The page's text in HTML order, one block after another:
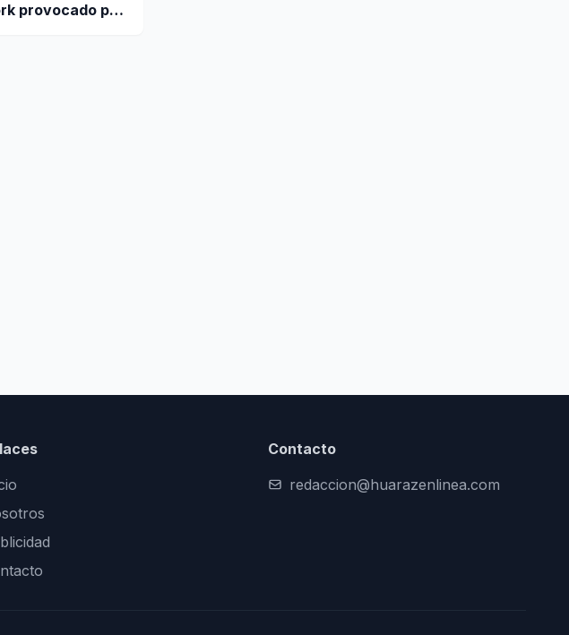
provocado por
Contacto
redaccion@huarazenlinea.com